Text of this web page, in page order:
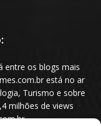
entre os blogs mais
está no ar
Turismo e sobre
milhões de views